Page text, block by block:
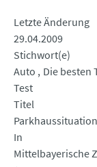
Letzte Änderung
29.04.2009
Stichwort(e)
Auto
Die besten
Test
Titel
In
Mittelbayerische